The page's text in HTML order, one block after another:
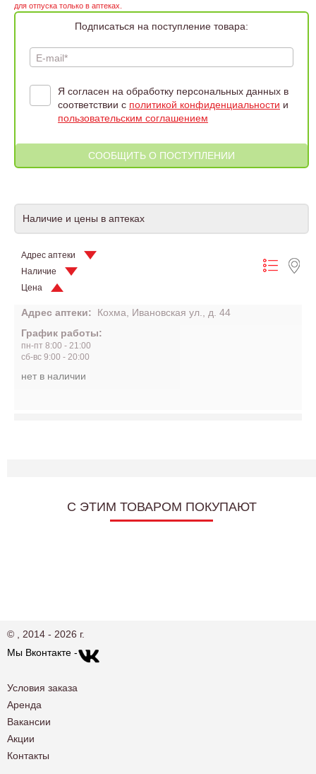
для отпуска только в аптеках.
Подписаться на поступление товара:
E-mail*
Я согласен на обработку персональных данных в
соответствии с политикой конфиденциальности и
пользовательским соглашением
Наличие и цены в аптеках
Адрес аптеки
Наличие
Цена
Адрес аптеки:
Кохма, Ивановская ул., д. 44
График работы:
пн-пт 8:00 - 21:00
сб-вс 9:00 - 20:00
нет в наличии
C ЭТИМ ТОВАРОМ ПОКУПАЮТ
© , 2014 - 2026 г.
Мы Вконтакте -
Условия заказа
Аренда
Вакансии
Акции
Контакты